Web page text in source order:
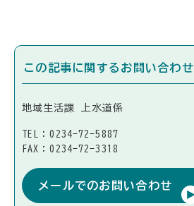
この記事に関するお問い合わせ
地域生活課 上水道係
TEL：0234-72-5887
FAX：0234-72-3318
メールでのお問い合わせ